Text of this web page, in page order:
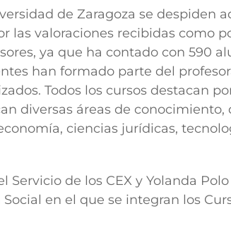
de Zaragoza se despiden
las valoraciones recibidas como
ya que ha contado con 590
han formado parte del
Todos los cursos destacan
diversas áreas de conocimiento,
ciencias jurídicas,
de los CEX y Yolanda
en el que se integran los